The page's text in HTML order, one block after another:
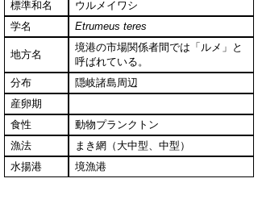
標準和名
ウルメイワシ
学名
Etrumeus teres
地方名
境港の市場関係者間では「ルメ」と
呼ばれている。
分布
隠岐諸島周辺
産卵期
食性
動物プランクトン
漁法
まき網（大中型、中型）
水揚港
境漁港